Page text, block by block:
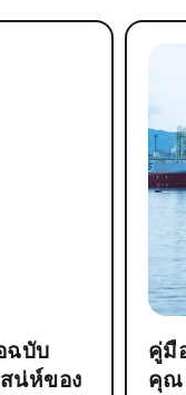
ฉบับ
น่ห์ของ
คู่มื
คุณ